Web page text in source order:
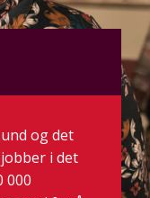
og det
i det
000